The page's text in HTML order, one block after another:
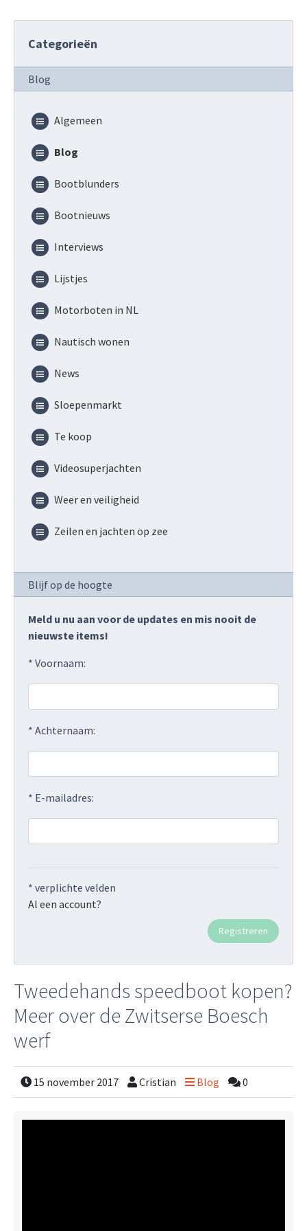
Categorieën
Blog
Algemeen
Blog
Bootblunders
Bootnieuws
Interviews
Lijstjes
Motorboten in NL
Nautisch wonen
News
Sloepenmarkt
Te koop
Videosuperjachten
Weer en veiligheid
Zeilen en jachten op zee
Blijf op de hoogte
Meld u nu aan voor de updates en mis nooit de
nieuwste items!
* Voornaam:
* Achternaam:
* E-mailadres:
* verplichte velden
Al een account?
Tweedehands speedboot kopen?
Meer over de Zwitserse Boesch
werf
15 november 2017 Cristian Blog 0